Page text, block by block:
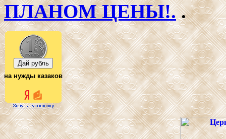
ПЛАНОМ ЦЕНЫ!..
на нужды казаков